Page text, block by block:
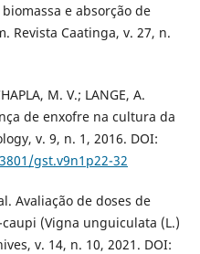
biomassa e absorção de
Revista Caatinga, v. 27, n.
M. V.; LANGE, A.
de enxofre na cultura da
v. 9, n. 1, 2016. DOI:
gst.v9n1p22-32
Avaliação de doses de
(Vigna unguiculata (L.)
v. 14, n. 10, 2021. DOI: